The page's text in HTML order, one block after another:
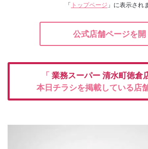
「 トップページ 」に表示され
公式店舗ページを開
「 業務スーパー 清水町徳倉
本日チラシを掲載している店